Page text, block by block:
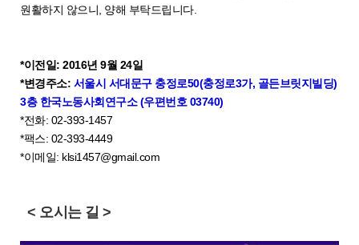
원활하지 않으니, 양해 부탁드립니다.
*이전일: 2016년 9월 24일
*변경주소: 서울시 서대문구 충정로50(충정로3가, 골든브릿지빌딩)
3층 한국노동사회연구소 (우편번호 03740)
*전화: 02-393-1457
*팩스: 02-393-4449
*이메일: klsi1457@gmail.com
< 오시는 길 >